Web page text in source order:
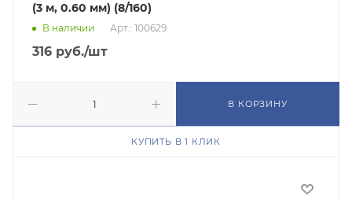
(3 м, 0.60 мм) (8/160)
В наличии Арт.: 100629
316 руб./шт
В КОРЗИНУ
КУПИТЬ В 1 КЛИК